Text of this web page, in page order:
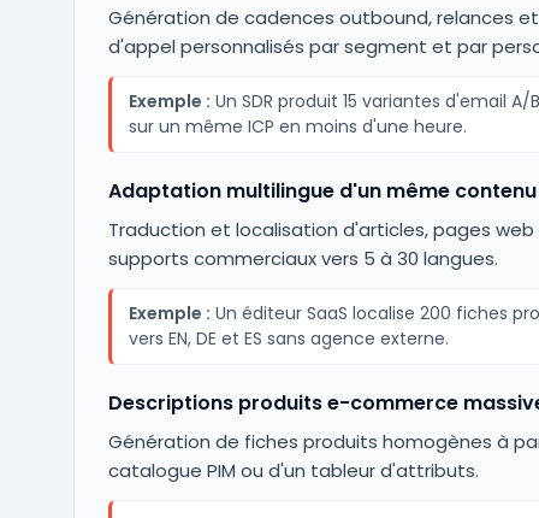
Génération de cadences outbound, relances
d'appel personnalisés par segment et par
Exemple : Un SDR produit 15 variantes d'email A/
sur un même ICP en moins d'une heure.
Adaptation multilingue d'un même contenu
Traduction et localisation d'articles, pages
supports commerciaux vers 5 à 30 langues.
Exemple : Un éditeur SaaS localise 200 fiches
vers EN, DE et ES sans agence externe.
Descriptions produits e-commerce
Génération de fiches produits homogènes à
catalogue PIM ou d'un tableur d'attributs.